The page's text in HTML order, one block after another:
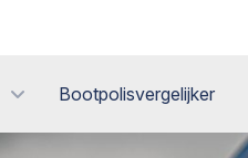
Bootpolisvergelijker